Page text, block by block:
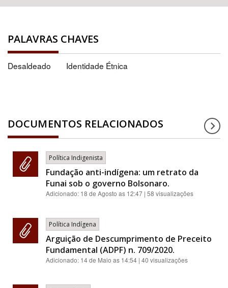
PALAVRAS CHAVES
Desaldeado Identidade Étnica
DOCUMENTOS RELACIONADOS
Política Indigenista
Fundação anti-indígena: um retrato da
Funai sob o governo Bolsonaro.
Adicionado: 18 de Agosto as 12:47 | 58 visualizações
Política Indígena
Arguição de Descumprimento de Preceito
Fundamental (ADPF) n. 709/2020.
Adicionado: 14 de Maio as 14:54 | 40 visualizações